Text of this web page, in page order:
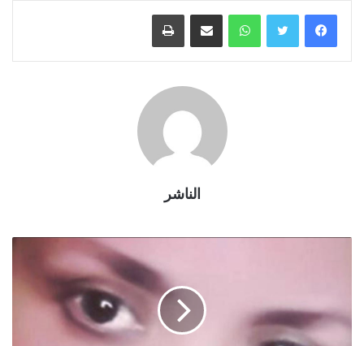
واتساب مشاركة عبر البريد طباعة
الناشر